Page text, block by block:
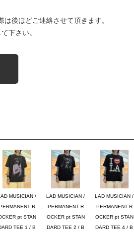
後ほどご連絡させて頂きます。
て下さい。
MUSICIAN /
R
pt STAN
TEE 1 / B
LAD MUSICIAN /
PERMANENT R
OCKER pt STAN
DARD TEE 2 / B
LAD MUSICIAN /
PERMANENT R
OCKER pt STAN
DARD TEE 4 / B